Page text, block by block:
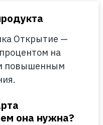
Открытие —
на
повышенным
она нужна?